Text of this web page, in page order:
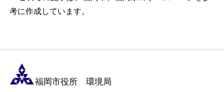
考に作成しています。
福岡市役所 環境局